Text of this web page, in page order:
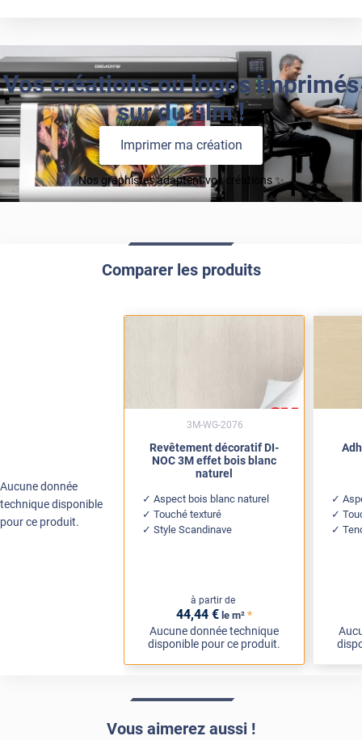
Vos créations ou logos imprimés
sur du film !
Imprimer ma création
Nos graphistes adaptent vos créations ✨
Comparer les produits
Aucune donnée
technique disponible
pour ce produit.
Revêtement décoratif DI-
NOC 3M effet bois blanc
naturel
Aspect bois blanc naturel
Touché texturé
Style Scandinave
à partir de
44,44 € le m² *
Aucune donnée technique
disponible pour ce produit.
3M-WG-2076
Vous aimerez aussi !